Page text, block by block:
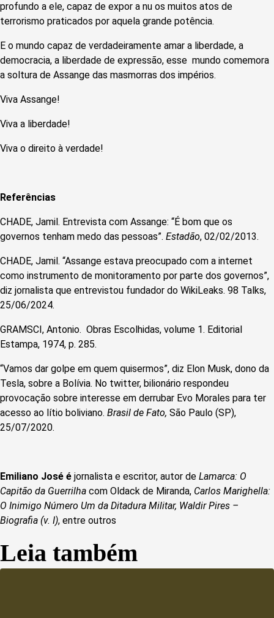
profundo a ele, capaz de expor a nu os muitos atos de
terrorismo praticados por aquela grande potência.
E o mundo capaz de verdadeiramente amar a liberdade, a
democracia, a liberdade de expressão, esse mundo comemora
a soltura de Assange das masmorras dos impérios.
Viva Assange!
Viva a liberdade!
Viva o direito à verdade!
Referências
CHADE, Jamil. Entrevista com Assange: “É bom que os
governos tenham medo das pessoas”. Estadão, 02/02/2013.
CHADE, Jamil. “Assange estava preocupado com a internet
como instrumento de monitoramento por parte dos governos”,
diz jornalista que entrevistou fundador do WikiLeaks. 98 Talks,
25/06/2024.
GRAMSCI, Antonio. Obras Escolhidas, volume 1. Editorial
Estampa, 1974, p. 285.
“Vamos dar golpe em quem quisermos”, diz Elon Musk, dono da
Tesla, sobre a Bolívia. No twitter, bilionário respondeu
provocação sobre interesse em derrubar Evo Morales para ter
acesso ao lítio boliviano. Brasil de Fato, São Paulo (SP),
25/07/2020.
Emiliano José é jornalista e escritor, autor de Lamarca: O
Capitão da Guerrilha com Oldack de Miranda, Carlos Marighella:
O Inimigo Número Um da Ditadura Militar, Waldir Pires –
Biografia (v. I), entre outros
Leia também